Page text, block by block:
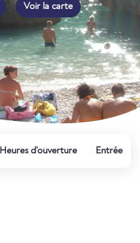
Voir la carte
Heures d'ouverture Entrée